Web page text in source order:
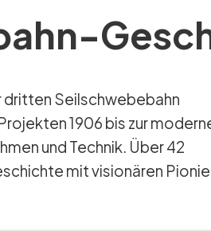
1906 bis zur
und Technik. Über 42
mit visionären